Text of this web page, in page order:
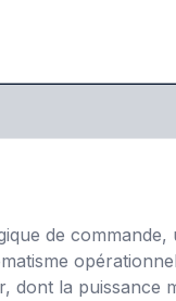
de
la puissance